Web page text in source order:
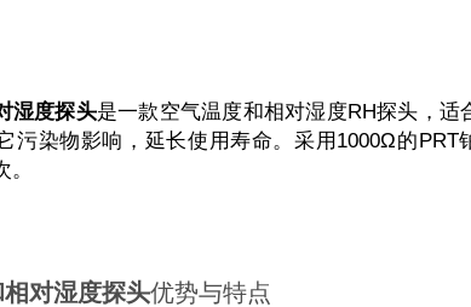
湿度探头是一款空气温度和相对湿度RH探头，
污染物影响，延长使用寿命。采用1000Ω的PRT
对湿度探头优势与特点